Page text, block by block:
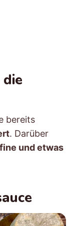
bereits
. Darüber
und etwas